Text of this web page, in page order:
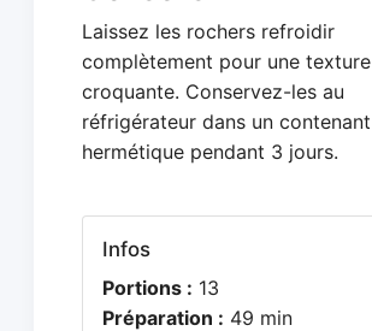
Laissez les rochers refroidir
complètement pour une texture
croquante. Conservez-les au
réfrigérateur dans un contenant
hermétique pendant 3 jours.
Infos
Portions : 13
Préparation : 49 min